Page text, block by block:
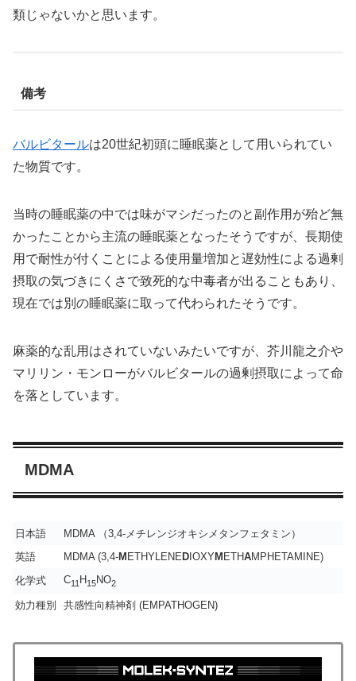
類じゃないかと思います。
備考
バルビタールは20世紀初頭に睡眠薬として用いられてい
た物質です。
当時の睡眠薬の中では味がマシだったのと副作用が殆ど無
かったことから主流の睡眠薬となったそうですが、長期使
用で耐性が付くことによる使用量増加と遅効性による過剰
摂取の気づきにくさで致死的な中毒者が出ることもあり、
現在では別の睡眠薬に取って代わられたそうです。
麻薬的な乱用はされていないみたいですが、芥川龍之介や
マリリン・モンローがバルビタールの過剰摂取によって命
を落としています。
MDMA
日本語
MDMA （3,4-メチレンジオキシメタンフェタミン）
英語
MDMA (3,4-METHYLENEDIOXYMETHAMPHETAMINE)
化学式
C11 H15NO2
効力種別 共感性向精神剤 (EMPATHOGEN)